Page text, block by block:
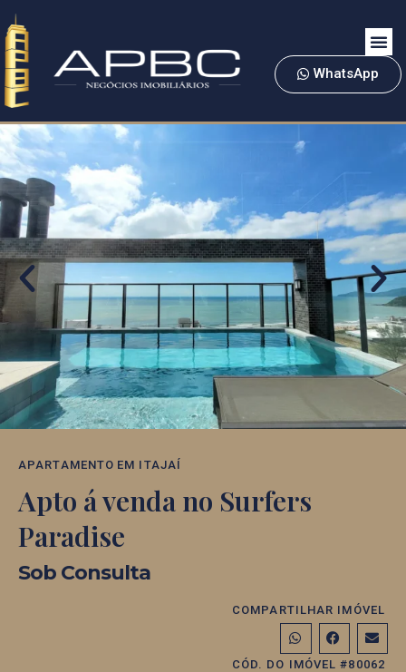
WhatsApp
APARTAMENTO EM ITAJAÍ
Apto á venda no Surfers
Paradise
Sob Consulta
COMPARTILHAR IMÓVEL
CÓD. DO IMÓVEL #80062